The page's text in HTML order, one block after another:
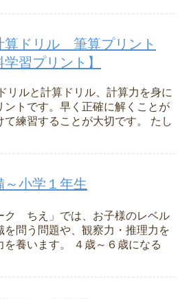
ドリル 筆算プリント
学習プリント】
リルと計算ドリル、計算力を身に
ントです。早く正確に解くことが
て練習することが大切です。 たし
小学１年生
ク ちえ」では、お子様のレベル
を問う問題や、観察力・推理力を
養います。 ４歳～６歳になる